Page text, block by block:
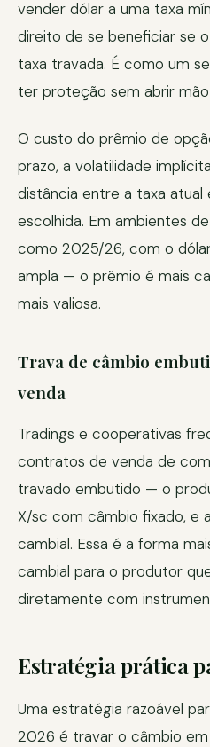
vender dólar a uma taxa
direito de se beneficiar se
taxa travada. É como um
ter proteção sem abrir
O custo do prêmio de
prazo, a volatilidade
distância entre a taxa atual
escolhida. Em ambientes
como 2025/26, com o
ampla — o prêmio é mais
mais valiosa.
Trava de câmbio
venda
Tradings e cooperativas
contratos de venda de
travado embutido — o
X/sc com câmbio fixado, e
cambial. Essa é a forma
cambial para o produtor
diretamente com
Estratégia prática
Uma estratégia razoável
2026 é travar o câmbio